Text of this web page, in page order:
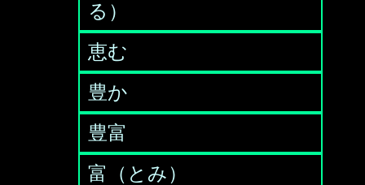
る）
恵む
豊か
豊富
富（とみ）